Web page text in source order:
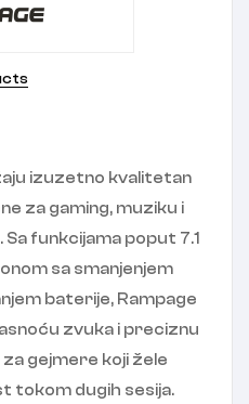
izuzetno kvalitetan
za gaming, muziku i
funkcijama poput 7.1
sa smanjenjem
baterije, Rampage
zvuka i preciznu
za gejmere koji žele
tokom dugih sesija.